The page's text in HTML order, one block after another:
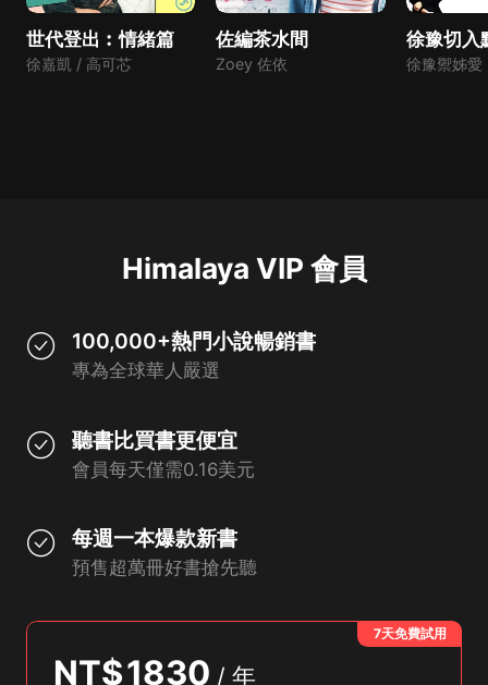
世代登出︰情緒篇
徐嘉凱 / 高可芯
佐編茶水間
Zoey 佐依
徐豫切入
徐豫禦姊愛
Himalaya VIP 會員
100,000+熱門小說暢銷書
專為全球華人嚴選
聽書比買書更便宜
會員每天僅需0.16美元
每週一本爆款新書
預售超萬冊好書搶先聽
NT$1830 /年
7天免費試用